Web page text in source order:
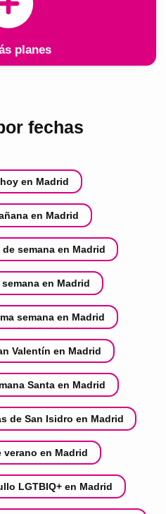
planes
fechas
en Madrid
en Madrid
semana en Madrid
en Madrid
semana en Madrid
Valentín en Madrid
Santa en Madrid
de San Isidro en Madrid
verano en Madrid
LGTBIQ+ en Madrid